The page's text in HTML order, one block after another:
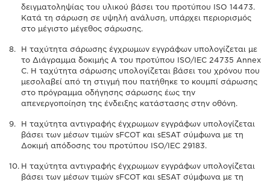
δειγματοληψίας του υλικού βάσει του προτύπου ISO 14473.
Κατά τη σάρωση σε υψηλή ανάλυση, υπάρχει περιορισμός
στο μέγιστο μέγεθος σάρωσης.
Η ταχύτητα σάρωσης έγχρωμων εγγράφων υπολογίζεται με
το Διάγραμμα δοκιμής Α του προτύπου ISO/IEC 24735 Annex
C. Η ταχύτητα σάρωσης υπολογίζεται βάσει του χρόνου που
μεσολαβεί από τη στιγμή που πατήθηκε το κουμπί σάρωσης
στο πρόγραμμα οδήγησης σάρωσης έως την
απενεργοποίηση της ένδειξης κατάστασης στην οθόνη.
Η ταχύτητα αντιγραφής έγχρωμων εγγράφων υπολογίζεται
βάσει των μέσων τιμών sFCOT και sESAT σύμφωνα με τη
Δοκιμή απόδοσης του προτύπου ISO/IEC 29183.
Η ταχύτητα αντιγραφής έγχρωμων εγγράφων υπολογίζεται
βάσει των μέσων τιμών sFCOT και sESAT σύμφωνα με τη